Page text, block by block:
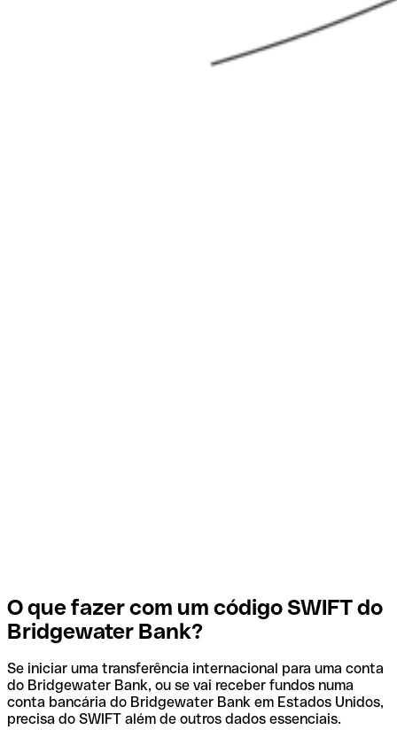
O que fazer com um código SWIFT do
Bridgewater Bank?
Se iniciar uma transferência internacional para uma conta
do Bridgewater Bank, ou se vai receber fundos numa
conta bancária do Bridgewater Bank em Estados Unidos,
precisa do SWIFT além de outros dados essenciais.